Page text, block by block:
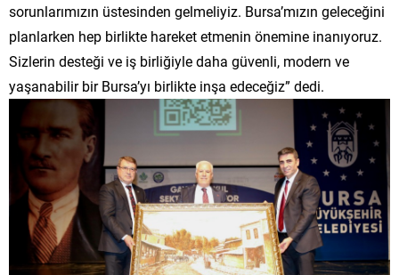
sorunlarımızın üstesinden gelmeliyiz. Bursa’mızın geleceğini
planlarken hep birlikte hareket etmenin önemine inanıyoruz.
Sizlerin desteği ve iş birliğiyle daha güvenli, modern ve
yaşanabilir bir Bursa’yı birlikte inşa edeceğiz” dedi.